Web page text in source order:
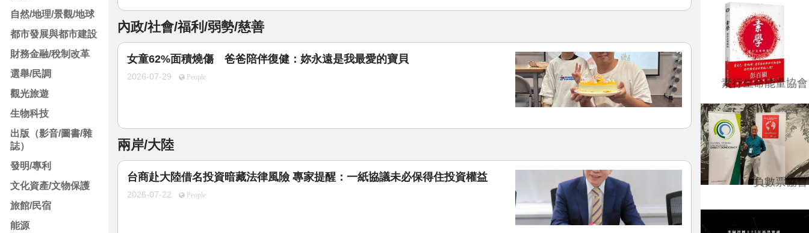
自然/地理/景觀/地球
都市發展與都市建設
財務金融/稅制改革
選舉/民調
觀光旅遊
生物科技
出版（影音/圖書/雜
誌）
發明/專利
文化資產/文物保護
旅館/民宿
能源
內政/社會/福利/弱勢/慈善
女童62%面積燒傷 爸爸陪伴復健：妳永遠是我最愛的寶貝
2026-07-29 People
兩岸/大陸
台商赴大陸借名投資暗藏法律風險 專家提醒：一紙協議未必保得住投資權益
2026-07-22 People
素行生命能量協會
負數票協會